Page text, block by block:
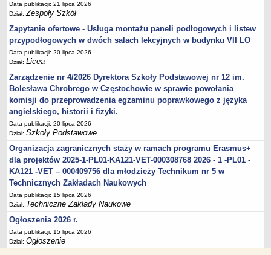
Data publikacji: 21 lipca 2026
Dział:Zespoły Szkół
Zapytanie ofertowe - Usługa montażu paneli podłogowych i listew
przypodłogowych w dwóch salach lekcyjnych w budynku VII LO
Data publikacji: 20 lipca 2026
Dział:Licea
Zarządzenie nr 4/2026 Dyrektora Szkoły Podstawowej nr 12 im.
Bolesława Chrobrego w Częstochowie w sprawie powołania
komisji do przeprowadzenia egzaminu poprawkowego z języka
angielskiego, historii i fizyki.
Data publikacji: 20 lipca 2026
Dział:Szkoły Podstawowe
Organizacja zagranicznych staży w ramach programu Erasmus+
dla projektów 2025-1-PL01-KA121-VET-000308768 2026 - 1 -PL01 -
KA121 -VET – 000409756 dla młodzieży Technikum nr 5 w
Technicznych Zakładach Naukowych
Data publikacji: 15 lipca 2026
Dział: Techniczne Zakłady Naukowe
Ogłoszenia 2026 r.
Data publikacji: 15 lipca 2026
Dział:Ogłoszenie